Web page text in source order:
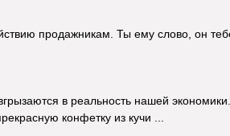
продажникам. Ты ему слово, он
в реальность нашей
конфетку из кучи ...